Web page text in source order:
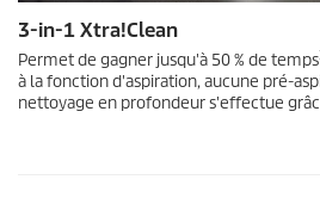
3-in-1 Xtra!Clean
Permet de gagner jusqu'à 50 % de temps
à la fonction d'aspiration, aucune pré-
nettoyage en profondeur s'effectue